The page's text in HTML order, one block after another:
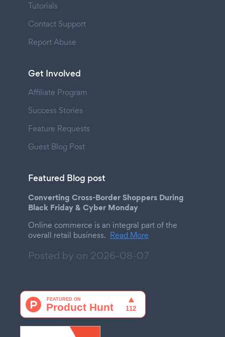
Tutorials
Contact Support
Report Abuse
Get Involved
Affiliate Program
Success Stories
Feature Requests
Guest Blog Post
Featured Blog post
Converting Cross-Border Shoppers During
Black Friday & Cyber Monday
Online commerce is an integral part of the
overall retail business. Read More
Posted by on 2026-08-07